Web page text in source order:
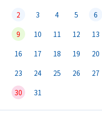
2
3 4 5 6
9
10 11 12 13
16
17 18 19 20
23
24 25 26 27
30
31